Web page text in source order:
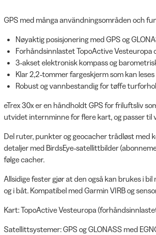
GPS med många användningsområden och
Nøyaktig posisjonering med GPS og
Forhåndsinnlastet TopoActive
3‑akset elektronisk kompass og
Klar 2,2‑tommer fargeskjerm som kan leses
Robust og vannbestandig for tøffe
eTrex 30x er en håndholdt GPS for friluftsliv
utvidet internminne for flere kart, og passer til
Del ruter, punkter og geocacher trådløst med
detaljer med BirdsEye‑satellittbilder
følge cacher.
Allsidige fester gjør at den også kan brukes i
og i båt. Kompatibel med Garmin VIRB og
Kart: TopoActive Vesteuropa
Satellittsystemer: GPS og GLONASS med